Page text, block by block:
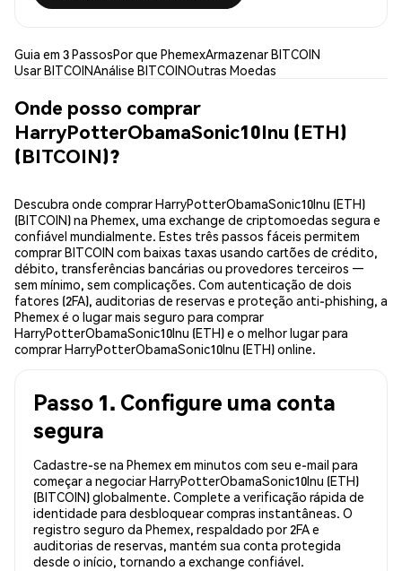
Guia em 3 PassosPor que PhemexArmazenar BITCOIN
Usar BITCOINAnálise BITCOINOutras Moedas
Onde posso comprar
HarryPotterObamaSonic10Inu (ETH)
(BITCOIN)?
Descubra onde comprar HarryPotterObamaSonic10Inu (ETH)
(BITCOIN) na Phemex, uma exchange de criptomoedas segura e
confiável mundialmente. Estes três passos fáceis permitem
comprar BITCOIN com baixas taxas usando cartões de crédito,
débito, transferências bancárias ou provedores terceiros —
sem mínimo, sem complicações. Com autenticação de dois
fatores (2FA), auditorias de reservas e proteção anti-phishing, a
Phemex é o lugar mais seguro para comprar
HarryPotterObamaSonic10Inu (ETH) e o melhor lugar para
comprar HarryPotterObamaSonic10Inu (ETH) online.
Passo 1. Configure uma conta
segura
Cadastre-se na Phemex em minutos com seu e-mail para
começar a negociar HarryPotterObamaSonic10Inu (ETH)
(BITCOIN) globalmente. Complete a verificação rápida de
identidade para desbloquear compras instantâneas. O
registro seguro da Phemex, respaldado por 2FA e
auditorias de reservas, mantém sua conta protegida
desde o início, tornando a exchange confiável.